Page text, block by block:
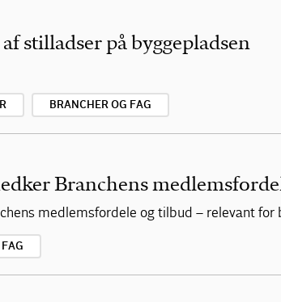
stilladser på byggepladsen
BRANCHER OG FAG
Branchens
medlemsfordele og tilbud – relevant